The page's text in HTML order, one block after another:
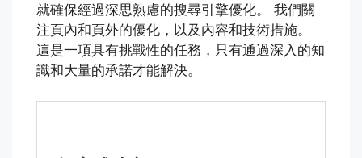
就確保經過深思熟慮的搜尋引擎優化。 我們關
注頁內和頁外的優化，以及內容和技術措施。
這是一項具有挑戰性的任務，只有通過深入的知
識和大量的承諾才能解決。